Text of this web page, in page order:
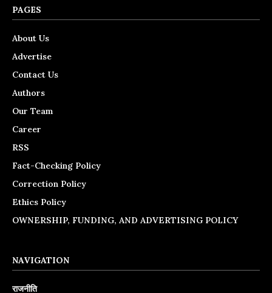
PAGES
About Us
Advertise
Contact Us
Authors
Our Team
Career
RSS
Fact-Checking Policy
Correction Policy
Ethics Policy
OWNERSHIP, FUNDING, AND ADVERTISING POLICY
NAVIGATION
राजनीति